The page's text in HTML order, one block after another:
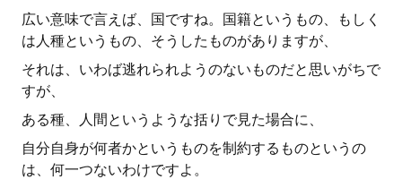
広い意味で言えば、国ですね。国籍というもの、もしく
は人種というもの、そうしたものがありますが、
それは、いわば逃れられようのないものだと思いがちで
すが、
ある種、人間というような括りで見た場合に、
自分自身が何者かというものを制約するものというの
は、何一つないわけですよ。